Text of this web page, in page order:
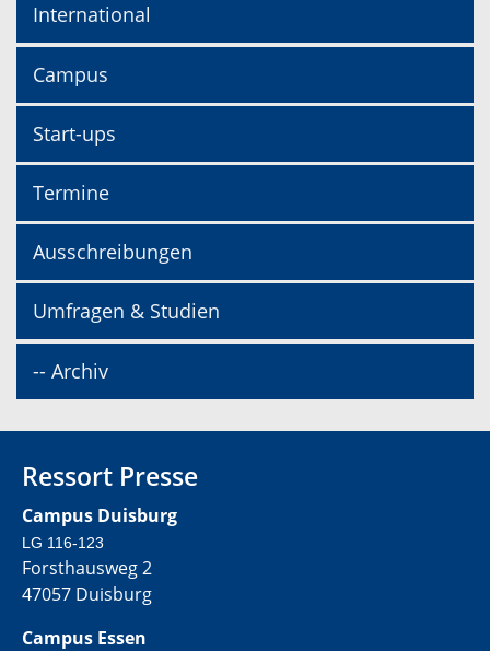
International
Campus
Start-ups
Termine
Ausschreibungen
Umfragen & Studien
-- Archiv
Ressort Presse
Campus Duisburg
LG 116-123
Forsthausweg 2
47057 Duisburg
Campus Essen